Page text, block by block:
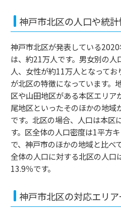
神戸市北区の人口や統
神戸市北区が発表している
は、約21万人です。男女別の
人、女性が約11万人となって
が北区の特徴になっています。
区や山田地区がある本区エリ
尾地区といったそのほかの地域
です。北区の場合、人口は本区
す。区全体の人口密度は1平方
で、神戸市のほかの地域と比べ
全体の人口に対する北区の人
13.9％です。
神戸市北区の対応エリ